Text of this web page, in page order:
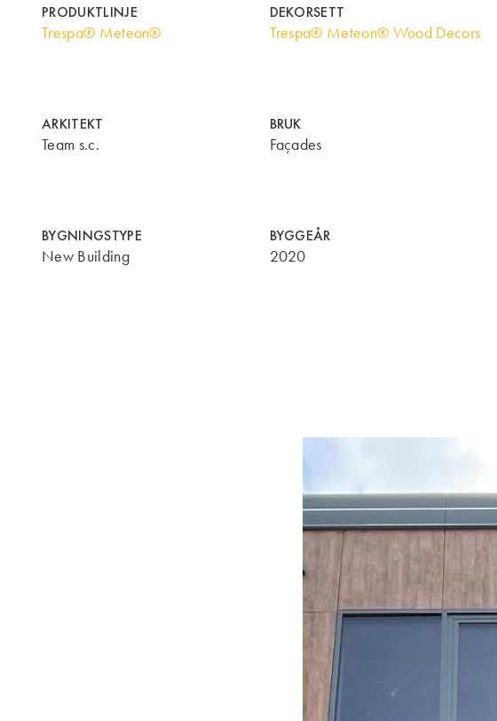
PRODUKTLINJE
Trespa® Meteon®
DEKORSETT
Trespa® Meteon® Wood Decors
ARKITEKT
Team s.c.
BRUK
Façades
BYGNINGSTYPE
New Building
BYGGEÅR
2020